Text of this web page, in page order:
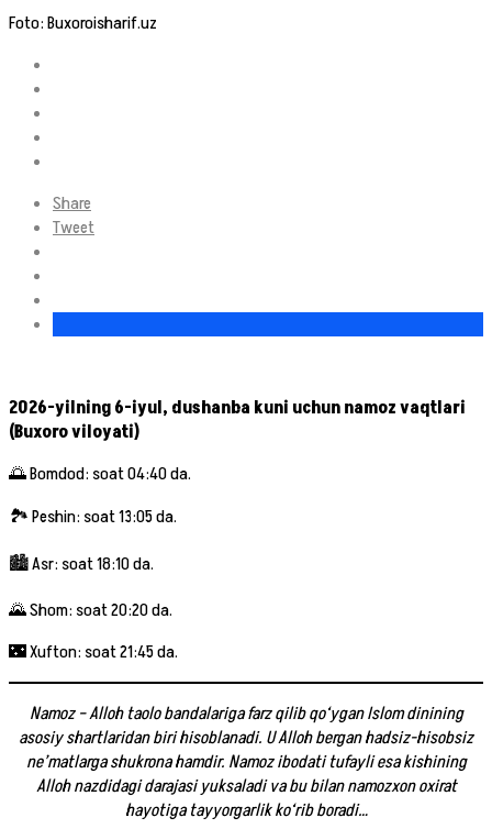
Foto: Buxoroisharif.uz
Share
Tweet
2026-yilning 6-iyul, dushanba kuni uchun namoz vaqtlari
(Buxoro viloyati)
🌅 Bomdod: soat 04:40 da.
🏞 Peshin: soat 13:05 da.
🏙 Asr: soat 18:10 da.
🌄 Shom: soat 20:20 da.
🌃 Xufton: soat 21:45 da.
Namoz – Alloh taolo bandalariga farz qilib qo‘ygan Islom dinining
asosiy shartlaridan biri hisoblanadi. U Alloh bergan hadsiz-hisobsiz
ne’matlarga shukrona hamdir. Namoz ibodati tufayli esa kishining
Alloh nazdidagi darajasi yuksaladi va bu bilan namozxon oxirat
hayotiga tayyorgarlik ko‘rib boradi…